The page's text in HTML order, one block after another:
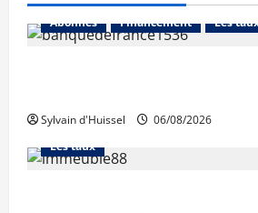
Abonnés Financement Les
Sylvain d'Huissel 06/08/2026
Abonnés Financement
Les taux